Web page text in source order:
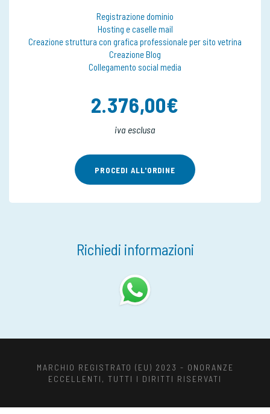
Registrazione dominio
Hosting e caselle mail
Creazione struttura con grafica professionale per sito vetrina
Creazione Blog
Collegamento social media
2.376,00€
iva esclusa
PROCEDI ALL'ORDINE
Richiedi informazioni
MARCHIO REGISTRATO (EU) 2023 - ONORANZE
ECCELLENTI, TUTTI I DIRITTI RISERVATI